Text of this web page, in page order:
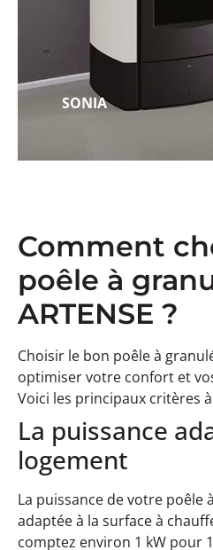
SONIA
Comment
poêle à
ARTENSE ?
Choisir le bon poêle à
optimiser votre confort et
Voici les principaux critères
La puissance
logement
La puissance de votre poêle
adaptée à la surface à
comptez environ 1 kW pour